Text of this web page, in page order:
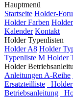
Hauptmenü
Startseite Holder-
Holder Farben
Kalender Kontakt
Holder Typenlisten
Holder A8 Holder
Typenliste M Holder
Holder
Anleitungen A-Reihe
Ersatzteilliste
Betriebsanleitung